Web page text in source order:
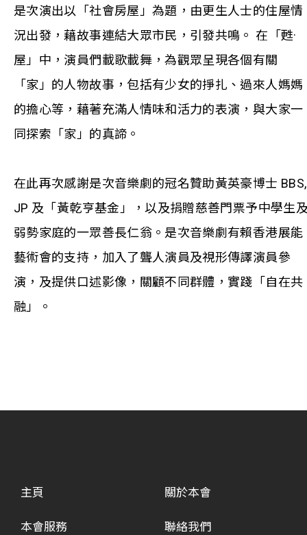
是次演出以「社會房屋」為題，由更生人士的住屋情
況出發，藉故事連結大眾市民，引發共鳴。 在「甦·
屋」中，演員們載歌載舞，為觀眾呈現各個有關
「家」的人物故事，包括有少女的掙扎、過來人媽媽
的擔心等，藉著充滿人情味和活力的表演，與大家一
同探索「家」的真諦。
在此再次感謝是次音樂劇的冠名贊助黃英豪博士 BBS,
JP 及「黃乾亨基金」，以及捐贈慈善門票予中學生
弱勢家庭的一眾善長仁翁。是次音樂劇有賴香港展能
藝術會的支持，加入了聾人演員及視形傳譯演員參
演，及提供口述影像，關顧不同群體，實踐「自在共
融」。
主頁
本會服務
關於本會
聯絡我們